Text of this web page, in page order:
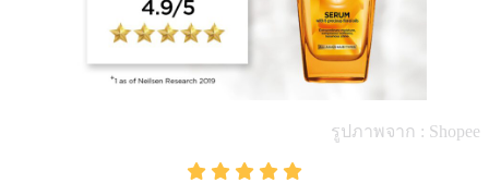
รูปภาพจาก : Shopee